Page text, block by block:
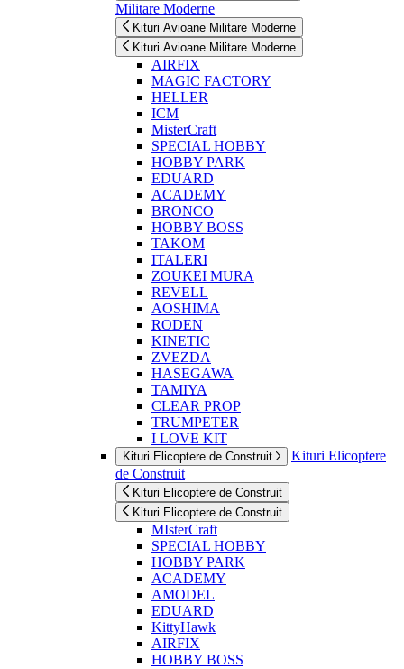
Militare Moderne
Kituri Avioane Militare Moderne
Kituri Avioane Militare Moderne
AIRFIX
MAGIC FACTORY
HELLER
ICM
MisterCraft
SPECIAL HOBBY
HOBBY PARK
EDUARD
ACADEMY
BRONCO
HOBBY BOSS
TAKOM
ITALERI
ZOUKEI MURA
REVELL
AOSHIMA
RODEN
KINETIC
ZVEZDA
HASEGAWA
TAMIYA
CLEAR PROP
TRUMPETER
I LOVE KIT
Kituri Elicoptere de Construit
Kituri Elicoptere
de Construit
Kituri Elicoptere de Construit
Kituri Elicoptere de Construit
MIsterCraft
SPECIAL HOBBY
HOBBY PARK
ACADEMY
AMODEL
EDUARD
KittyHawk
AIRFIX
HOBBY BOSS